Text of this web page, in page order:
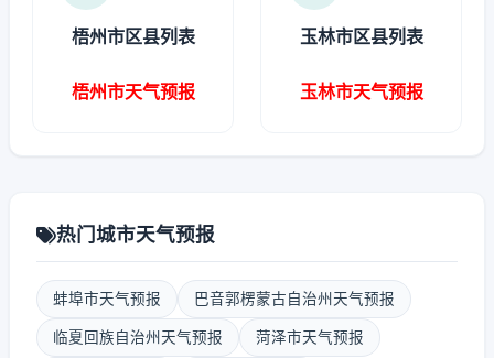
梧州市区县列表
梧州市天气预报
玉林市区县列表
玉林市天气预报
热门城市天气预报
蚌埠市天气预报 巴音郭楞蒙古自治州天气预报
临夏回族自治州天气预报 菏泽市天气预报